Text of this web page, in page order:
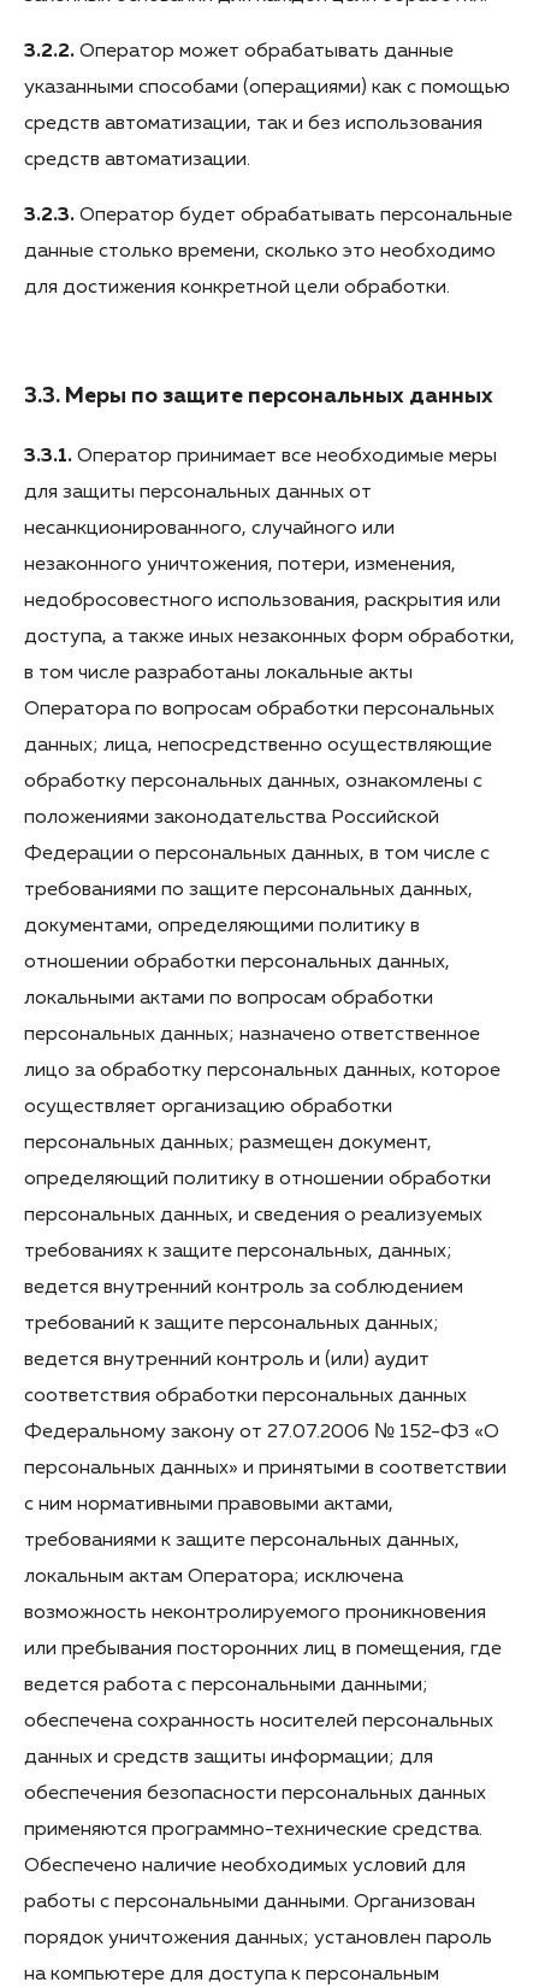
3.2.2. Оператор может обрабатывать данные
указанными способами (операциями) как с помощью
средств автоматизации, так и без использования
средств автоматизации.
3.2.3. Оператор будет обрабатывать персональные
данные столько времени, сколько это необходимо
для достижения конкретной цели обработки.
3.3. Меры по защите персональных данных
3.3.1. Оператор принимает все необходимые меры
для защиты персональных данных от
несанкционированного, случайного или
незаконного уничтожения, потери, изменения,
недобросовестного использования, раскрытия или
доступа, а также иных незаконных форм обработки,
в том числе разработаны локальные акты
Оператора по вопросам обработки персональных
данных; лица, непосредственно осуществляющие
обработку персональных данных, ознакомлены с
положениями законодательства Российской
Федерации о персональных данных, в том числе с
требованиями по защите персональных данных,
документами, определяющими политику в
отношении обработки персональных данных,
локальными актами по вопросам обработки
персональных данных; назначено ответственное
лицо за обработку персональных данных, которое
осуществляет организацию обработки
персональных данных; размещен документ,
определяющий политику в отношении обработки
персональных данных, и сведения о реализуемых
требованиях к защите персональных, данных;
ведется внутренний контроль за соблюдением
требований к защите персональных данных;
ведется внутренний контроль и (или) аудит
соответствия обработки персональных данных
Федеральному закону от 27.07.2006 № 152-ФЗ «О
персональных данных» и принятыми в соответствии
с ним нормативными правовыми актами,
требованиями к защите персональных данных,
локальным актам Оператора; исключена
возможность неконтролируемого проникновения
или пребывания посторонних лиц в помещения, где
ведется работа с персональными данными;
обеспечена сохранность носителей персональных
данных и средств защиты информации; для
обеспечения безопасности персональных данных
применяются программно-технические средства.
Обеспечено наличие необходимых условий для
работы с персональными данными. Организован
порядок уничтожения данных; установлен пароль
на компьютере для доступа к персональным